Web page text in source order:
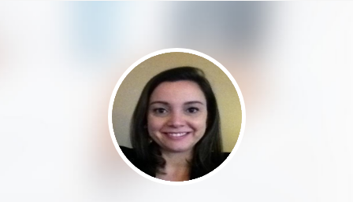
Orientação intercultural
Tratamento psicanalítico para crianças e
individualmente
Psicoterapia Psicanalítica
que o meu nome ficará oculto.
Enfim, parece que está na hora de
voltar a me comprometer. :) A
atenção que a Ariana dedica, a
capacidade de ligar pontos que
inicialmente não fazem sentido e a